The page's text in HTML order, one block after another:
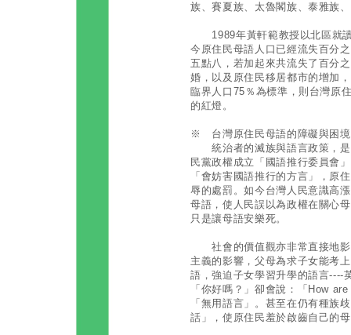
族、賽夏族、太魯閣族、泰雅族
1989年黃軒範教授以北區就讀
今原住民母語人口已經流失百分
五點八，若加起來共流失了百分
婚，以及原住民移居都市的增加
臨界人口75％為標準，則台灣原
的紅燈。
※ 台灣原住民母語的障礙與困境
統治者的滅族與語言政策，是
民黨政權成立「國語推行委員會
「會妨害國語推行的方言」，原
辱的處罰。如今台灣人民意識高
母語，使人民誤以為政權在關心
只是讓母語安樂死。
社會的價值觀亦非常直接地影
主義的影響，父母為求子女能考
語，強迫子女學習升學的語言----
「你好嗎？」卻會說：「How
「無用語言」。甚至在仍有種族
話」，使原住民羞於啟齒自己的